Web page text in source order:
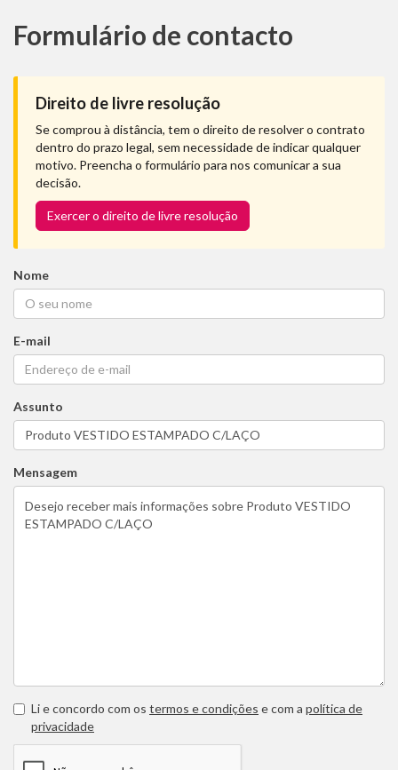
Formulário de contacto
Direito de livre resolução
Se comprou à distância, tem o direito de resolver o contrato
dentro do prazo legal, sem necessidade de indicar qualquer
motivo. Preencha o formulário para nos comunicar a sua
decisão.
Exercer o direito de livre resolução
Nome
E-mail
Assunto
Mensagem
Li e concordo com os termos e condições e com a política de
privacidade